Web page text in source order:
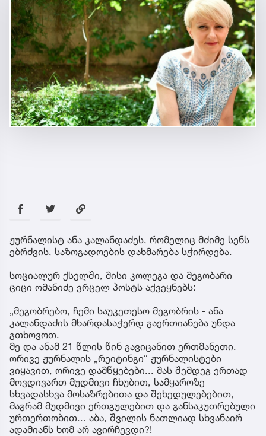
ჟურნალისტ ანა კალანდაძეს, რომელიც მძიმე სენს
ებრძვის, საზოგადოების დახმარება სჭირდება.
სოციალურ ქსელში, მისი კოლეგა და მეგობარი
ციცი ომანიძე ვრცელ პოსტს აქვეყნებს:
„მეგობრებო, ჩემი საუკეთესო მეგობრის - ანა
კალანდაძის მხარდასაჭერდ გაერთიანება უნდა
გთხოვოთ.
მე და ანამ 21 წლის წინ გავიცანით ერთმანეთი.
ორივე ჟურნალის „რეიტინგი“ ჟურნალისტები
ვიყავით, ორივე დამწყებები... მას შემდეგ ერთად
მოვდივართ მუდმივი ჩხუბით, სამყაროზე
სხვადასხვა მოსაზრებითა და შეხედულებებით,
მაგრამ მუდმივი ერთგულებით და განსაკუთრებული
ურთერთობით... აბა, შვილის ნათლიად სხვანაირ
ადამიანს ხომ არ ავირჩევდი?!